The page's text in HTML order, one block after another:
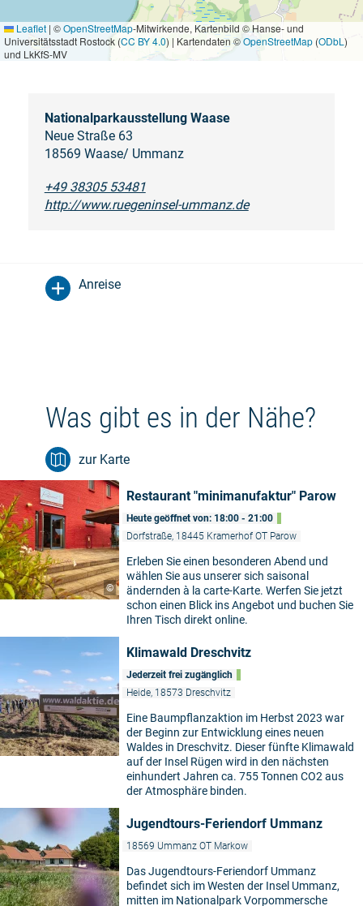
Leaflet | ©OpenStreetMap-Mitwirkende, Kartenbild © Hanse- und
Universitätsstadt Rostock (CC BY 4.0) | Kartendaten ©OpenStreetMap (ODbL )
und LkKfS-MV
Nationalparkausstellung Waase
Neue Straße 63
18569 Waase/ Ummanz
+49 38305 53481
http://www.ruegeninsel-ummanz.de
Anreise
Was gibt es in der Nähe?
zur Karte
©
Restaurant "minimanufaktur" Parow
Heute geöffnet von: 18:00 - 21:00
Dorfstraße, 18445 Kramerhof OT Parow
Erleben Sie einen besonderen Abend und
wählen Sie aus unserer sich saisonal
ändernden à la carte-Karte. Werfen Sie jetzt
schon einen Blick ins Angebot und buchen Sie
Ihren Tisch direkt online.
Klimawald Dreschvitz
Jederzeit frei zugänglich
Heide, 18573 Dreschvitz
Eine Baumpflanzaktion im Herbst 2023 war
der Beginn zur Entwicklung eines neuen
Waldes in Dreschvitz. Dieser fünfte Klimawald
auf der Insel Rügen wird in den nächsten
einhundert Jahren ca. 755 Tonnen CO2 aus
der Atmosphäre binden.
Jugendtours-Feriendorf Ummanz
18569 Ummanz OT Markow
Das Jugendtours-Feriendorf Ummanz
befindet sich im Westen der Insel Ummanz,
mitten im Nationalpark Vorpommersche